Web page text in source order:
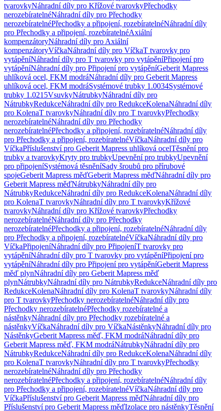
tvarovkyNáhradní díly pro Křížové tvarovkyPřechodky
nerozebíratelnéNáhradní díly pro Přechodky
nerozebíratelnéPřechodky a připojení, rozebíratelnéNáhradní díly
pro Přechodky a připojení, rozebíratelnéAxiální
kompenzátoryNáhradní díly pro Axiální
kompenzátoryVíčkaNáhradní díly pro VíčkaT tvarovky pro
vytápěníNáhradní díly pro T tvarovky pro vytápěníPřipojení pro
vytápěníNáhradní díly pro Připojení pro vytápěníGeberit Mapress
uhlíková ocel, FKM modráNáhradní díly pro Geberit Mapress
uhlíková ocel, FKM modráSystémové trubky 1.0034Systémové
trubky 1.0215VsuvkyNátrubkyNáhradní díly pro
NátrubkyRedukceNáhradní díly pro RedukceKolenaNáhradní díly
pro KolenaT tvarovkyNáhradní díly pro T tvarovkyPřechodky
nerozebíratelnéNáhradní díly pro Přechodky
nerozebíratelnéPřechodky a připojení, rozebíratelnéNáhradní díly
pro Přechodky a připojení, rozebíratelnéVíčkaNáhradní díly pro
VíčkaPříslušenství pro Geberit Mapress uhlíková ocelTěsnění pro
trubky a tvarovkyKryty pro trubkyUpevnění pro trubkyUpevnění
pro připojeníSystémová těsněníSady šroubů pro přírubové
spojeGeberit Mapress měďGeberit Mapress měďNáhradní díly pro
Geberit Mapress měďNátrubkyNáhradní díly pro
NátrubkyRedukceNáhradní díly pro RedukceKolenaNáhradní díly
pro KolenaT tvarovkyNáhradní díly pro T tvarovkyKřížové
tvarovkyNáhradní díly pro Křížové tvarovkyPřechodky
nerozebíratelnéNáhradní díly pro Přechodky
nerozebíratelnéPřechodky a připojení, rozebíratelnéNáhradní díly
pro Přechodky a připojení, rozebíratelnéVíčkaNáhradní díly pro
VíčkaPřipojeníNáhradní díly pro PřipojeníT tvarovky pro
vytápěníNáhradní díly pro T tvarovky pro vytápěníPřipojení pro
vytápěníNáhradní díly pro Připojení pro vytápěníGeberit Mapress
měď plynNáhradní díly pro Geberit Mapress měď
plynNátrubkyNáhradní díly pro NátrubkyRedukceNáhradní díly pro
RedukceKolenaNáhradní díly pro KolenaT tvarovkyNáhradní díly
pro T tvarovkyPřechodky nerozebíratelnéNáhradní díly pro
Přechodky nerozebíratelnéPřechodky rozebíratelné a
nástěnkyNáhradní díly pro Přechodky rozebíratelné a
nástěnkyVíčkaNáhradní díly pro VíčkaNástěnkyNáhradní díly pro
NástěnkyGeberit Mapress měď, FKM modráNáhradní díly pro
Geberit Mapress měď, FKM modráNátrubkyNáhradní díly pro
NátrubkyRedukceNáhradní díly pro RedukceKolenaNáhradní díly
pro KolenaT tvarovkyNáhradní díly pro T tvarovkyPřechodky
nerozebíratelnéNáhradní díly pro Přechodky
nerozebíratelnéPřechodky a připojení, rozebíratelnéNáhradní díly
pro Přechodky a připojení, rozebíratelnéVíčkaNáhradní díly pro
VíčkaPříslušenství pro Geberit Mapress měďNáhradní díly pro
Příslušenství pro Geberit Mapress měďIzolace pro nástěnkyTěsnění